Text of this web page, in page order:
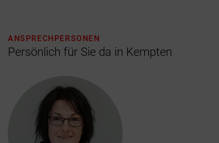
Persönlich für Sie da in Kempten
ANSPRECHPERSONEN